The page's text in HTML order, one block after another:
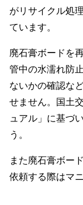
がリサイクル処
ています。
廃石膏ボードを
管中の水濡れ防
ないかの確認な
せません。国土
ュアル」に基づ
う。
また廃石膏ボー
依頼する際はマ